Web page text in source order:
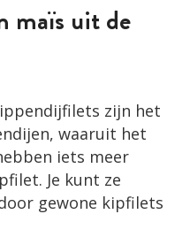
maïs uit de
zijn het
waaruit het
iets meer
Je kunt ze
gewone kipfilets